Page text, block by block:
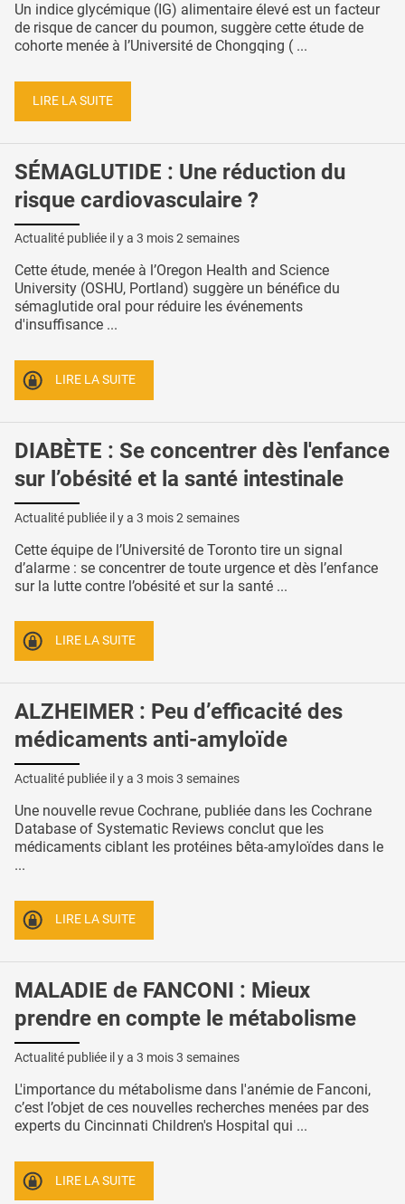
Un indice glycémique (IG) alimentaire élevé est un facteur
de risque de cancer du poumon, suggère cette étude de
cohorte menée à l’Université de Chongqing ( ...
LIRE LA SUITE
SÉMAGLUTIDE : Une réduction du
risque cardiovasculaire ?
Actualité publiée il y a 3 mois 2 semaines
Cette étude, menée à l’Oregon Health and Science
University (OSHU, Portland) suggère un bénéfice du
sémaglutide oral pour réduire les événements
d'insuffisance ...
LIRE LA SUITE
DIABÈTE : Se concentrer dès l'enfance
sur l’obésité et la santé intestinale
Actualité publiée il y a 3 mois 2 semaines
Cette équipe de l’Université de Toronto tire un signal
d’alarme : se concentrer de toute urgence et dès l’enfance
sur la lutte contre l’obésité et sur la santé ...
LIRE LA SUITE
ALZHEIMER : Peu d’efficacité des
médicaments anti-amyloïde
Actualité publiée il y a 3 mois 3 semaines
Une nouvelle revue Cochrane, publiée dans les Cochrane
Database of Systematic Reviews conclut que les
médicaments ciblant les protéines bêta-amyloïdes dans le
...
LIRE LA SUITE
MALADIE de FANCONI : Mieux
prendre en compte le métabolisme
Actualité publiée il y a 3 mois 3 semaines
L'importance du métabolisme dans l'anémie de Fanconi,
c’est l’objet de ces nouvelles recherches menées par des
experts du Cincinnati Children's Hospital qui ...
LIRE LA SUITE